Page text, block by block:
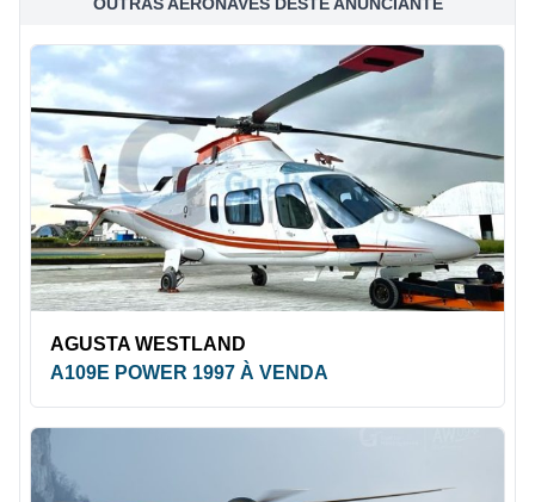
AGUSTA WESTLAND
A109E POWER 1997 À VENDA